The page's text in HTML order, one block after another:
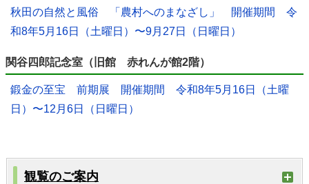
秋田の自然と風俗 「農村へのまなざし」 開催期間 令
和8年5月16日（土曜日）〜9月27日（日曜日）
関谷四郎記念室（旧館 赤れんが館2階）
鍛金の至宝 前期展 開催期間 令和8年5月16日（土曜
日）〜12月6日（日曜日）
観覧のご案内